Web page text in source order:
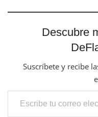
Descubre
Suscríbete y recibe
Escribe tu correo electrónico…